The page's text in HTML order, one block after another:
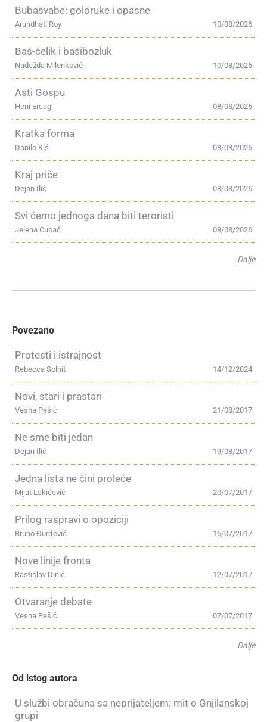
Bubašvabe: goloruke i opasne
10/08/2026
Arundhati Roy
Baš-čelik i bašibozluk
10/08/2026
Nadežda Milenković
Asti Gospu
08/08/2026
Heni Erceg
Kratka forma
08/08/2026
Danilo Kiš
Kraj priče
08/08/2026
Dejan Ilić
Svi ćemo jednoga dana biti teroristi
08/08/2026
Jelena Cupać
Dalje
Povezano
Protesti i istrajnost
14/12/2024
Rebecca Solnit
Novi, stari i prastari
21/08/2017
Vesna Pešić
Ne sme biti jedan
19/08/2017
Dejan Ilić
Jedna lista ne čini proleće
20/07/2017
Mijat Lakićević
Prilog raspravi o opoziciji
15/07/2017
Bruno Đurđević
Nove linije fronta
12/07/2017
Rastislav Dinić
Otvaranje debate
07/07/2017
Vesna Pešić
Dalje
Od istog autora
U službi obračuna sa neprijateljem: mit o Gnjilanskoj
grupi